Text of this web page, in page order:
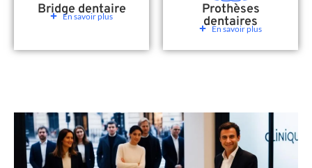
Bridge dentaire
En savoir plus Prothèses
dentaires
En savoir plus